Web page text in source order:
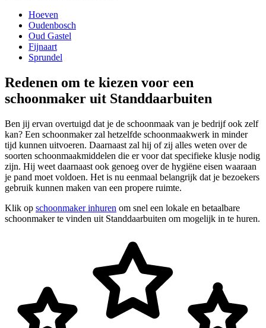
Hoeven
Oudenbosch
Oud Gastel
Fijnaart
Sprundel
Redenen om te kiezen voor een
schoonmaker uit Standdaarbuiten
Ben jij ervan overtuigd dat je de schoonmaak van je bedrijf ook zelf
kan? Een schoonmaker zal hetzelfde schoonmaakwerk in minder
tijd kunnen uitvoeren. Daarnaast zal hij of zij alles weten over de
soorten schoonmaakmiddelen die er voor dat specifieke klusje nodig
zijn. Hij weet daarnaast ook genoeg over de hygiëne eisen waaraan
je pand moet voldoen. Het is nu eenmaal belangrijk dat je bezoekers
gebruik kunnen maken van een propere ruimte.
Klik op schoonmaker inhuren om snel een lokale en betaalbare
schoonmaker te vinden uit Standdaarbuiten om mogelijk in te huren.